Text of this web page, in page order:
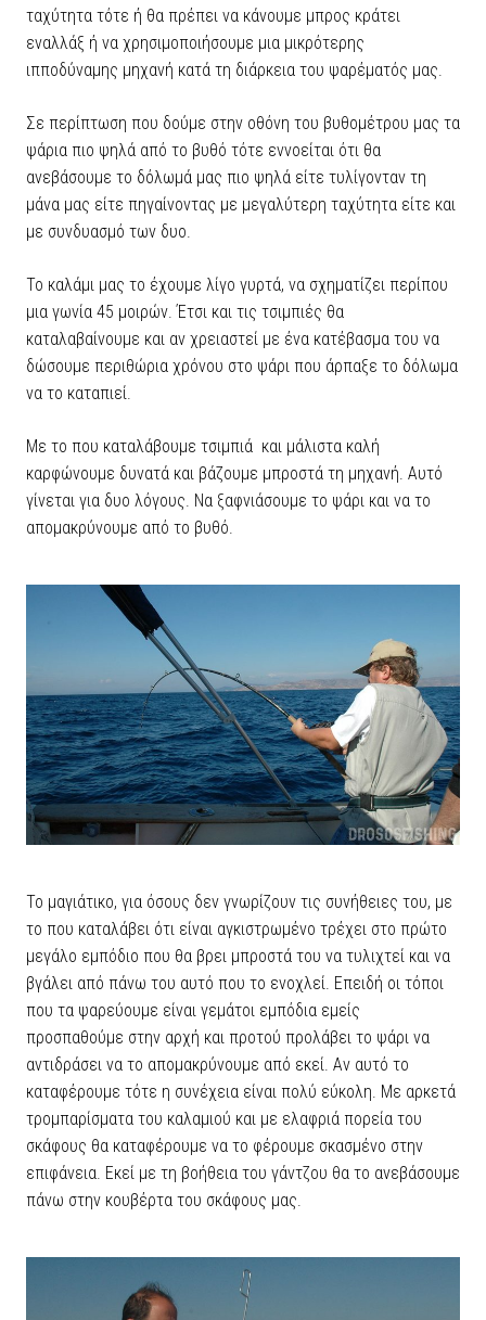
ταχύτητα τότε ή θα πρέπει να κάνουμε μπρος κράτει
εναλλάξ ή να χρησιμοποιήσουμε μια μικρότερης
ιπποδύναμης μηχανή κατά τη διάρκεια του ψαρέματός μας.
Σε περίπτωση που δούμε στην οθόνη του βυθομέτρου μας τα
ψάρια πιο ψηλά από το βυθό τότε εννοείται ότι θα
ανεβάσουμε το δόλωμά μας πιο ψηλά είτε τυλίγονταν τη
μάνα μας είτε πηγαίνοντας με μεγαλύτερη ταχύτητα είτε και
με συνδυασμό των δυο.
Το καλάμι μας το έχουμε λίγο γυρτά, να σχηματίζει περίπου
μια γωνία 45 μοιρών. Έτσι και τις τσιμπιές θα
καταλαβαίνουμε και αν χρειαστεί με ένα κατέβασμα του να
δώσουμε περιθώρια χρόνου στο ψάρι που άρπαξε το δόλωμα
να το καταπιεί.
Με το που καταλάβουμε τσιμπιά και μάλιστα καλή
καρφώνουμε δυνατά και βάζουμε μπροστά τη μηχανή. Αυτό
γίνεται για δυο λόγους. Να ξαφνιάσουμε το ψάρι και να το
απομακρύνουμε από το βυθό.
Το μαγιάτικο, για όσους δεν γνωρίζουν τις συνήθειες του, με
το που καταλάβει ότι είναι αγκιστρωμένο τρέχει στο πρώτο
μεγάλο εμπόδιο που θα βρει μπροστά του να τυλιχτεί και να
βγάλει από πάνω του αυτό που το ενοχλεί. Επειδή οι τόποι
που τα ψαρεύουμε είναι γεμάτοι εμπόδια εμείς
προσπαθούμε στην αρχή και προτού προλάβει το ψάρι να
αντιδράσει να το απομακρύνουμε από εκεί. Αν αυτό το
καταφέρουμε τότε η συνέχεια είναι πολύ εύκολη. Με αρκετά
τρομπαρίσματα του καλαμιού και με ελαφριά πορεία του
σκάφους θα καταφέρουμε να το φέρουμε σκασμένο στην
επιφάνεια. Εκεί με τη βοήθεια του γάντζου θα το ανεβάσουμε
πάνω στην κουβέρτα του σκάφους μας.